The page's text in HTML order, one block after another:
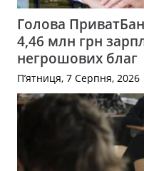
Голова
4,46 млн грн
негрошових благ
П’ятниця, 7 Серпня, 2026